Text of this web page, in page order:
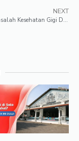
NEXT
Waspada Masalah Kesehatan Gigi Dan Mulut yang Mengintai